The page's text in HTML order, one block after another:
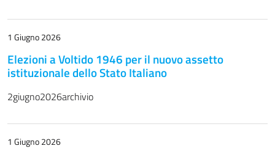
1 Giugno 2026
Elezioni a Voltido 1946 per il nuovo assetto
istituzionale dello Stato Italiano
2giugno2026archivio
1 Giugno 2026